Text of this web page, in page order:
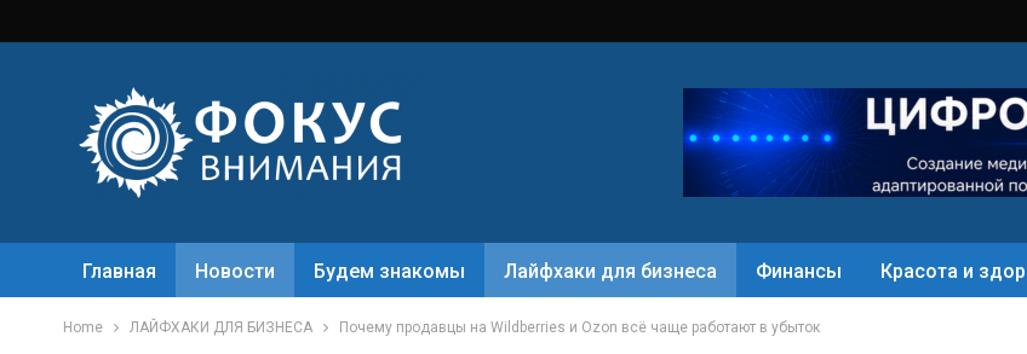
Главная Новости Будем знакомы Лайфхаки для бизнеса Финансы Красота и
Home ЛАЙФХАКИ ДЛЯ БИЗНЕСА Почему продавцы на Wildberries и Ozon всё чаще работают в убыток